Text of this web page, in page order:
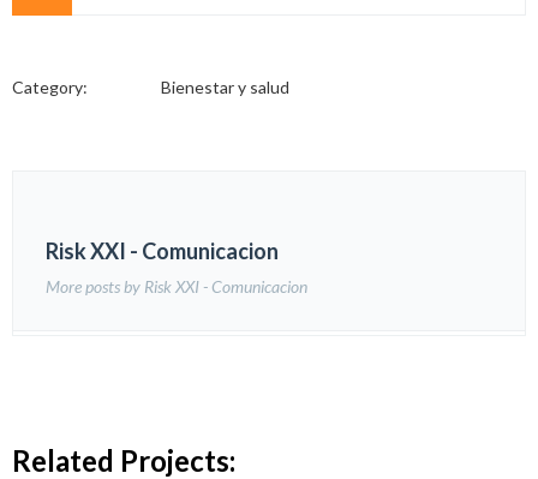
Category: Bienestar y salud
Risk XXI - Comunicacion
More posts by Risk XXI - Comunicacion
Related Projects: